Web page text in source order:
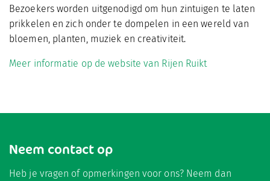
Bezoekers worden uitgenodigd om hun zintuigen te laten
prikkelen en zich onder te dompelen in een wereld van
bloemen, planten, muziek en creativiteit.
Meer informatie op de website van Rijen Ruikt
Neem contact op
Heb je vragen of opmerkingen voor ons? Neem dan